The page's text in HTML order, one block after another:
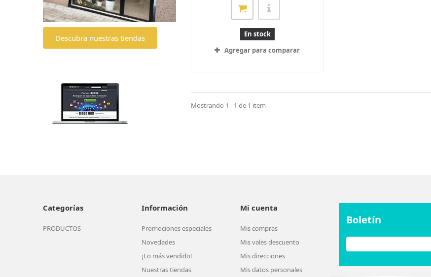
Descubra nuestras tiendas
En stock
Agregar para comparar
Mostrando 1 - 1 de 1 item
Categorías
PRODUCTOS
Información
Promociones especiales
Novedades
¡Lo más vendido!
Nuestras tiendas
Mi cuenta
Mis compras
Mis vales descuento
Mis direcciones
Mis datos personales
Boletín